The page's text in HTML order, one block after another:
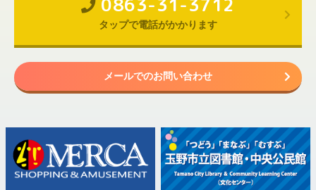
0863-31-3712
タップで電話がかかります
メールでのお問い合わせ